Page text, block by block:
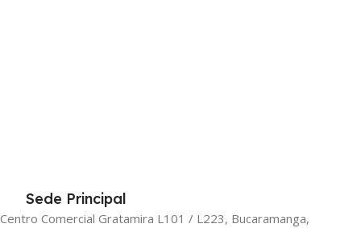
Sede Principal
Centro Comercial Gratamira L101 / L223, Bucaramanga,